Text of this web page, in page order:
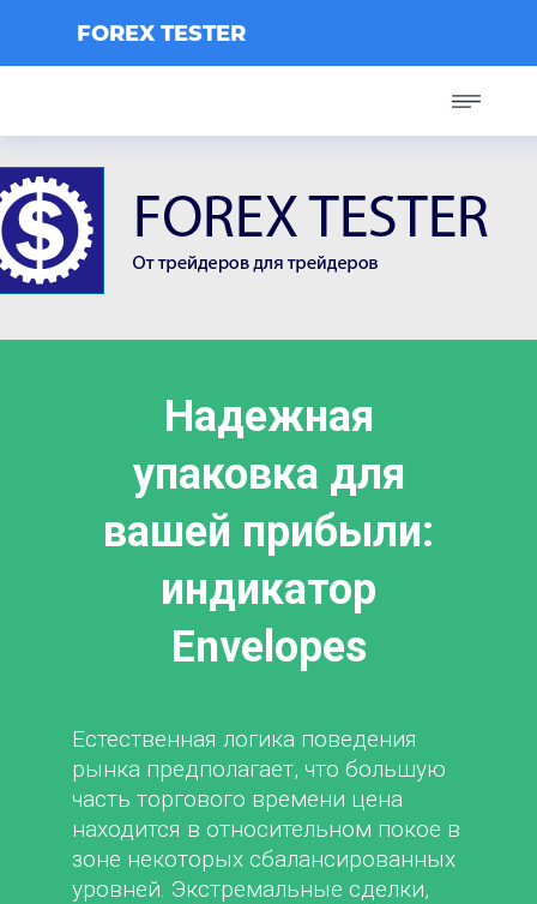
FOREX TESTER
Надежная
упаковка для
вашей прибыли:
индикатор
Envelopes
Естественная логика поведения
рынка предполагает, что большую
часть торгового времени цена
находится в относительном покое в
зоне некоторых сбалансированных
уровней. Экстремальные сделки,